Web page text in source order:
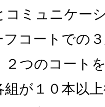
コミュニケー
コートでの
２つのコート
組が１０本以